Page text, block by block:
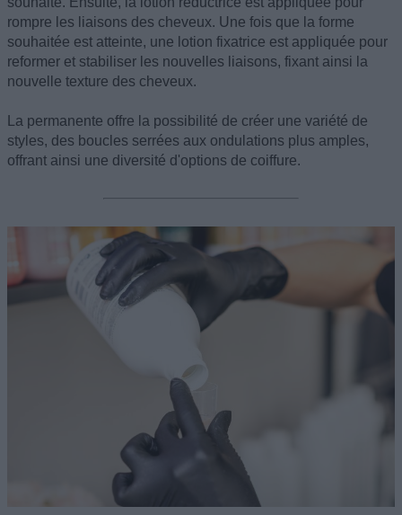
rompre les liaisons des cheveux. Une fois que la forme
souhaitée est atteinte, une lotion fixatrice est appliquée pour
reformer et stabiliser les nouvelles liaisons, fixant ainsi la
nouvelle texture des cheveux.
La permanente offre la possibilité de créer une variété de
styles, des boucles serrées aux ondulations plus amples,
offrant ainsi une diversité d'options de coiffure.